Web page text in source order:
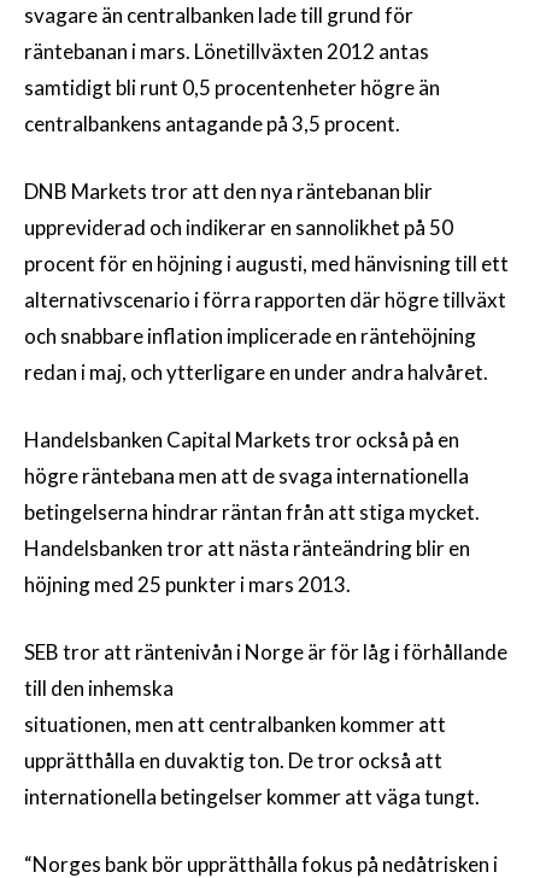
svagare än centralbanken lade till grund för
räntebanan i mars. Lönetillväxten 2012 antas
samtidigt bli runt 0,5 procentenheter högre än
centralbankens antagande på 3,5 procent.
DNB Markets tror att den nya räntebanan blir
uppreviderad och indikerar en sannolikhet på 50
procent för en höjning i augusti, med hänvisning till ett
alternativscenario i förra rapporten där högre tillväxt
och snabbare inflation implicerade en räntehöjning
redan i maj, och ytterligare en under andra halvåret.
Handelsbanken Capital Markets tror också på en
högre räntebana men att de svaga internationella
betingelserna hindrar räntan från att stiga mycket.
Handelsbanken tror att nästa ränteändring blir en
höjning med 25 punkter i mars 2013.
SEB tror att räntenivån i Norge är för låg i förhållande
till den inhemska
situationen, men att centralbanken kommer att
upprätthålla en duvaktig ton. De tror också att
internationella betingelser kommer att väga tungt.
“Norges bank bör upprätthålla fokus på nedåtrisken i